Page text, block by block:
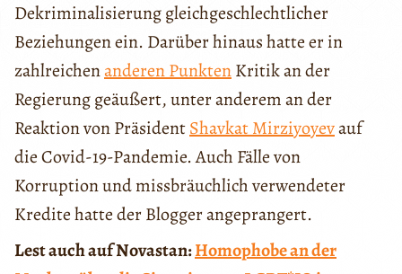
Dekriminalisierung gleichgeschlechtlicher
Beziehungen ein. Darüber hinaus hatte er in
zahlreichenanderen PunktenKritik an der
Regierung geäußert, unter anderem an der
Reaktion von PräsidentShavkat Mirziyoyevauf
die Covid-19-Pandemie. Auch Fälle von
Korruption und missbräuchlich verwendeter
Kredite hatte der Blogger angeprangert.
Lest auch auf Novastan:Homophobe an der